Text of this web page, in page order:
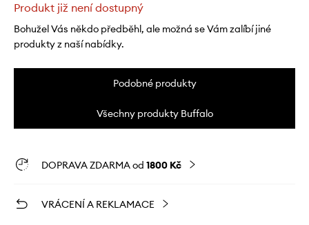
Produkt již není dostupný
Bohužel Vás někdo předběhl, ale možná se Vám zalíbí jiné
produkty z naší nabídky.
Podobné produkty
Všechny produkty Buffalo
DOPRAVA ZDARMA od 1800 Kč
VRÁCENÍ A REKLAMACE